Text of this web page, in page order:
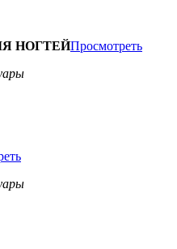
НОГТЕЙПросмотреть